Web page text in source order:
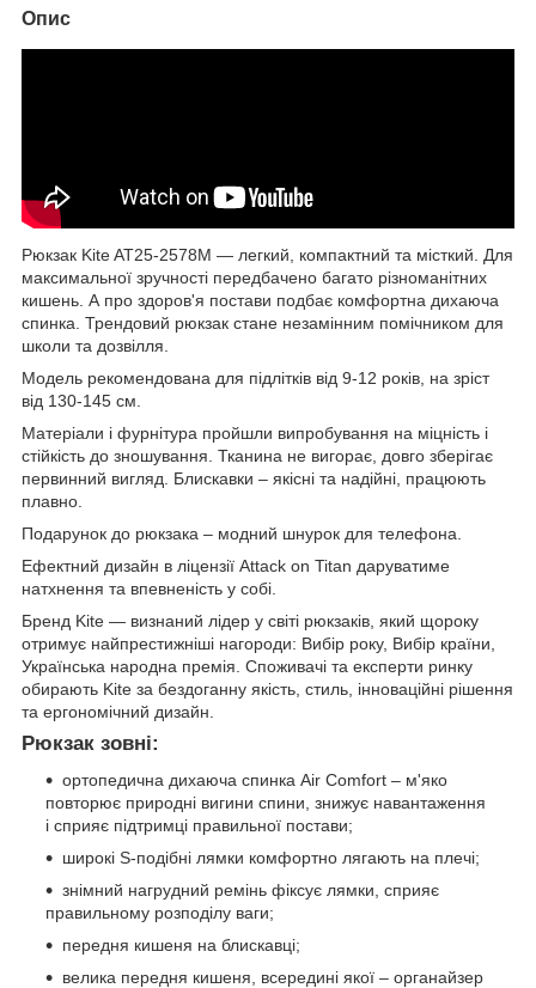
Опис
Рюкзак Kite AT25-2578M — легкий, компактний та місткий. Для
максимальної зручності передбачено багато різноманітних
кишень. А про здоров'я постави подбає комфортна дихаюча
спинка. Трендовий рюкзак стане незамінним помічником для
школи та дозвілля.
Модель рекомендована для підлітків від 9-12 років, на зріст
від 130-145 см.
Матеріали і фурнітура пройшли випробування на міцність і
стійкість до зношування. Тканина не вигорає, довго зберігає
первинний вигляд. Блискавки – якісні та надійні, працюють
плавно.
Подарунок до рюкзака – модний шнурок для телефона.
Ефектний дизайн в ліцензії Attack on Titan даруватиме
натхнення та впевненість у собі.
Бренд Kite — визнаний лідер у світі рюкзаків, який щороку
отримує найпрестижніші нагороди: Вибір року, Вибір країни,
Українська народна премія. Споживачі та експерти ринку
обирають Kite за бездоганну якість, стиль, інноваційні рішення
та ергономічний дизайн.
Рюкзак зовні:
ортопедична дихаюча спинка Air Comfort – м'яко
повторює природні вигини спини, знижує навантаження
і сприяє підтримці правильної постави;
широкі S-подібні лямки комфортно лягають на плечі;
знімний нагрудний ремінь фіксує лямки, сприяє
правильному розподілу ваги;
передня кишеня на блискавці;
велика передня кишеня, всередині якої – органайзер